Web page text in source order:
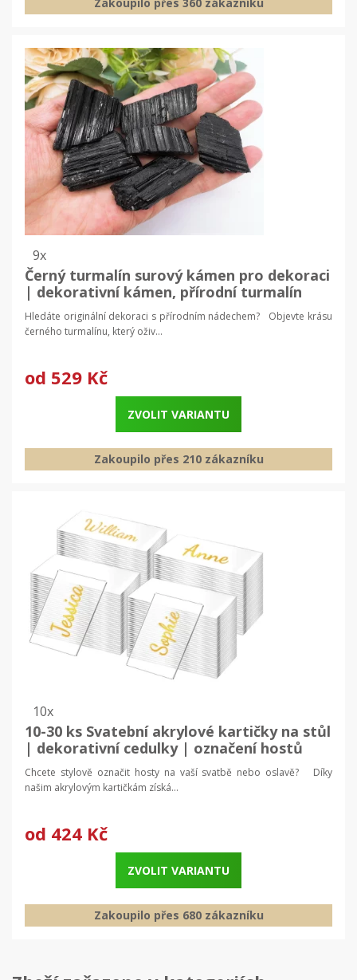
9x
Černý turmalín surový kámen pro dekoraci
| dekorativní kámen, přírodní turmalín
Hledáte originální dekoraci s přírodním nádechem? Objevte krásu
černého turmalínu, který oživ...
od 529 Kč
ZVOLIT VARIANTU
Zakoupilo přes 210 zákazníku
10x
10-30 ks Svatební akrylové kartičky na stůl
| dekorativní cedulky | označení hostů
Chcete stylově označit hosty na vaší svatbě nebo oslavě? Díky
našim akrylovým kartičkám získá...
od 424 Kč
ZVOLIT VARIANTU
Zakoupilo přes 680 zákazníku